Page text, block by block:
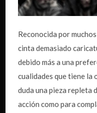
Reconocida por
cinta demasiado
debido más a una
cualidades que tiene la
duda una pieza repleta
acción como para